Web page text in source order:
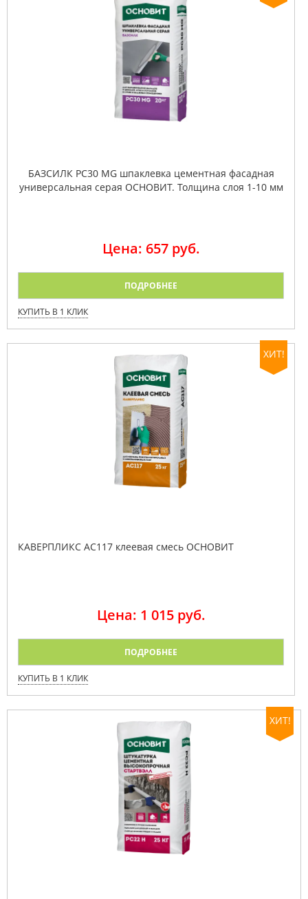
БАЗСИЛК PC30 MG шпаклевка цементная фасадная
универсальная серая ОСНОВИТ. Толщина слоя 1-10 мм
Цена: 657 руб.
ПОДРОБНЕЕ
КУПИТЬ В 1 КЛИК
ХИТ!
КАВЕРПЛИКС AC117 клеевая смесь ОСНОВИТ
Цена: 1 015 руб.
ПОДРОБНЕЕ
КУПИТЬ В 1 КЛИК
ХИТ!